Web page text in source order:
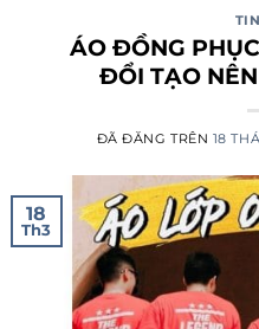
ÁO ĐỒNG
ĐỔI TẠO
ĐÃ ĐĂNG TRÊN 18
18
Th3